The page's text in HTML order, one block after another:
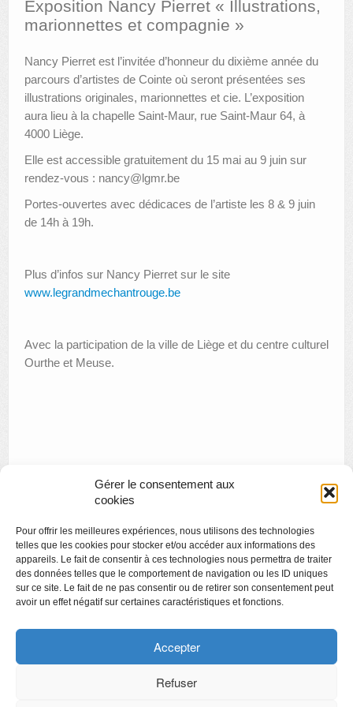
Gérer le consentement aux
cookies
Pour offrir les meilleures expériences, nous utilisons des technologies
telles que les cookies pour stocker et/ou accéder aux informations des
appareils. Le fait de consentir à ces technologies nous permettra de traiter
des données telles que le comportement de navigation ou les ID uniques
sur ce site. Le fait de ne pas consentir ou de retirer son consentement peut
avoir un effet négatif sur certaines caractéristiques et fonctions.
Accepter
Refuser
AUTRES LIEUX
ANIMATIONS DES MUSÉES
PUBLICATIONS
LES APPELS À PROJETS
LE PORTAIL DES COLLECTIONS
Exposition Nancy Pierret « Illustrations,
marionnettes et compagnie »
Nancy Pierret est l’invitée d’honneur du dixième année du
parcours d’artistes de Cointe où seront présentées ses
illustrations originales, marionnettes et cie. L’exposition
aura lieu à la chapelle Saint-Maur, rue Saint-Maur 64, à
4000 Liège.
Elle est accessible gratuitement du 15 mai au 9 juin sur
rendez-vous : nancy@lgmr.be
Portes-ouvertes avec dédicaces de l’artiste les 8 & 9 juin
de 14h à 19h.
Plus d’infos sur Nancy Pierret sur le site
www.legrandmechantrouge.be
Avec la participation de la ville de Liège et du centre culturel
Ourthe et Meuse.
Exposition Pierre Devreux « icônes – Chromos »
MUSICA MUSÉE SPÉCIAL FÊTE DE LA MUSIQUE
Copyright
Politique de confidentialité
Chartes des engagements des opérateurs culturels